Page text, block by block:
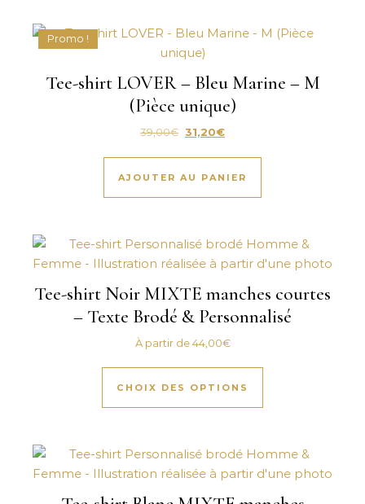
Promo !
Tee-shirt LOVER – Bleu Marine – M
(Pièce unique)
39,00€ Le prix initial était : 39,00€.
31,20€Le prix actuel est : 31,20€.
AJOUTER AU PANIER
Tee-shirt Noir MIXTE manches courtes
– Texte Brodé & Personnalisé
À partir de44,00€
CHOIX DES OPTIONS
Ce produit a